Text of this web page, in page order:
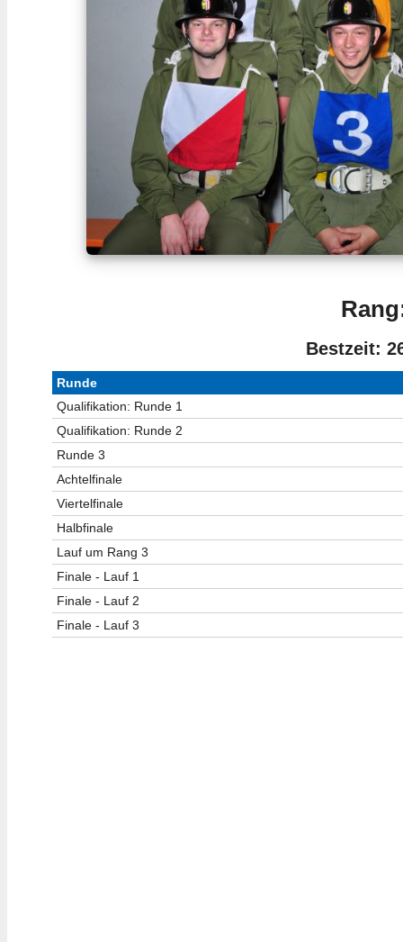
Bestzeit:
Runde
Qualifikation: Runde 1
Qualifikation: Runde 2
Runde 3
Achtelfinale
Viertelfinale
Halbfinale
Lauf um Rang 3
Finale - Lauf 1
Finale - Lauf 2
Finale - Lauf 3